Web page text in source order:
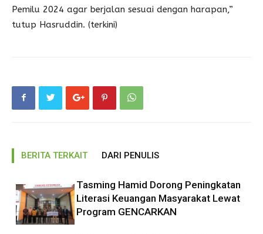
Pemilu 2024 agar berjalan sesuai dengan harapan,”
tutup Hasruddin. (terkini)
BERITA TERKAIT DARI PENULIS
Tasming Hamid Dorong Peningkatan
Literasi Keuangan Masyarakat Lewat
Program GENCARKAN